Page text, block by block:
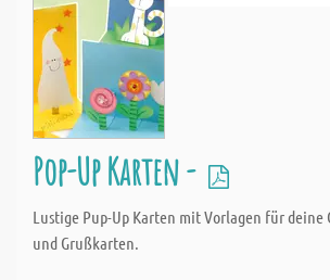
Pop-Up Karten -
Lustige Pup-Up Karten mit Vorlagen für deine
und Grußkarten.